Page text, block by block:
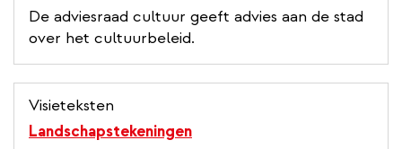
De adviesraad cultuur geeft advies aan de stad
over het cultuurbeleid.
Visieteksten
Landschapstekeningen